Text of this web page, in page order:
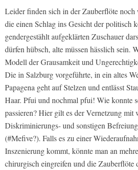
Leider finden sich in der Zauberflöte
die einen Schlag ins Gesicht der politisch
gendergestählt aufgeklärten Zuschauer
dürfen hübsch, alte müssen hässlich sein.
Modell der Grausamkeit und
Die in Salzburg vorgeführte, in ein altes
Papagena geht auf Stelzen und entlässt
Haar. Pfui und nochmal pfui! Wie konnte
passieren? Hier gilt es der Vernetzung
Diskriminierungs- und sonstigen
(#Mefive?). Falls es zu einer
Inszenierung kommt, könnte man an
chirurgisch eingreifen und die Zauberflöte